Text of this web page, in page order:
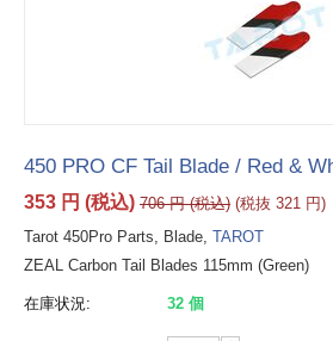
450 PRO CF Tail Blade / Red &
353 円 (税込) 706 円(税込) (税抜 321 円)
Tarot 450Pro Parts, Blade, TAROT
ZEAL Carbon Tail Blades 115mm (Green)
在庫状況: 32 個